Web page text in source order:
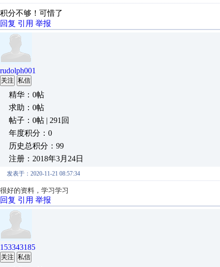
积分不够！可惜了
回复 引用 举报
rudolph001
关注 私信
精华：0帖
求助：0帖
帖子：0帖 | 291回
年度积分：0
历史总积分：99
注册：2018年3月24日
发表于：2020-11-21 08:57:34
很好的资料，学习学习
回复 引用 举报
153343185
关注 私信